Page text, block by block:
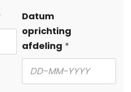
Datum
oprichting
afdeling